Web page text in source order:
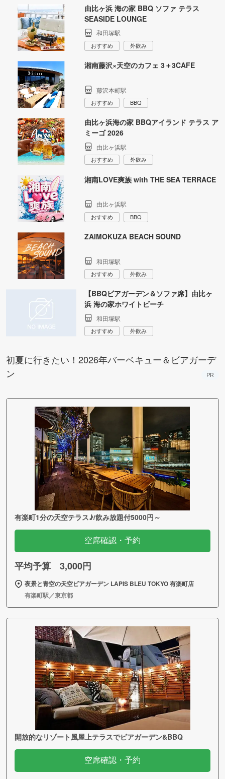
由比ヶ浜 海の家 BBQ ソファ テラス
SEASIDE LOUNGE
和田塚駅
おすすめ 外飲み
湘南藤沢×天空のカフェ 3＋3CAFE
藤沢本町駅
おすすめ BBQ
由比ヶ浜海の家 BBQアイランド テラス ア
ミーゴ 2026
由比ヶ浜駅
おすすめ 外飲み
湘南LOVE爽族 with THE SEA TERRACE
由比ヶ浜駅
おすすめ BBQ
ZAIMOKUZA BEACH SOUND
和田塚駅
おすすめ 外飲み
【BBQビアガーデン＆ソファ席】由比ヶ
浜 海の家ホワイトビーチ
和田塚駅
おすすめ 外飲み
初夏に行きたい！2026年バーベキュー＆ビアガーデ
ン
PR
有楽町1分の天空テラス♪/飲み放題付5000円～
空席確認・予約
平均予算 3,000円
夜景と青空の天空ビアガーデン LAPIS BLEU TOKYO 有楽町店
有楽町駅／東京都
開放的なリゾート風屋上テラスでビアガーデン&BBQ
空席確認・予約